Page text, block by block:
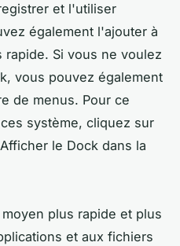
et l'utiliser
également l'ajouter à
Si vous ne voulez
vous pouvez également
de menus. Pour ce
système, cliquez sur
le Dock dans la
plus rapide et plus
et aux fichiers